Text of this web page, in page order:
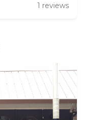
1 reviews